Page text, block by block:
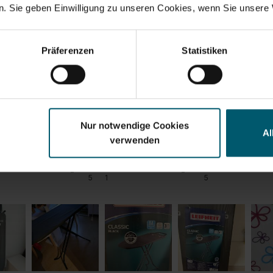
Sie geben Einwilligung zu unseren Cookies, wenn Sie
Präferenzen Statistiken
Nur notwendige Cookies
verwenden
Leistungsverhältnis
5
Produktqualität
1 5